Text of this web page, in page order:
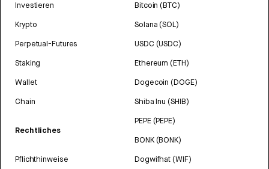
Investieren
Krypto
Perpetual-Futures
Staking
Wallet
Chain
Rechtliches
Pflichthinweise
Bitcoin (BTC)
Solana (SOL)
USDC (USDC)
Ethereum (ETH)
Dogecoin (DOGE)
Shiba Inu (SHIB)
PEPE (PEPE)
BONK (BONK)
Dogwifhat (WIF)